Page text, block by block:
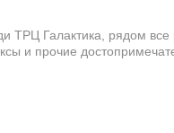
ТРЦ Галактика, рядом все
и прочие